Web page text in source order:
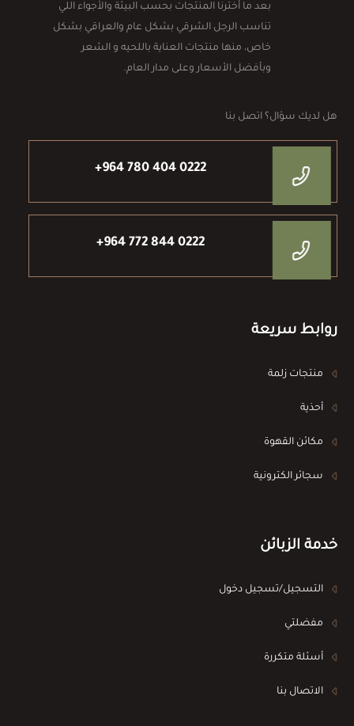
بعد ما أخترنا المنتجات بحسب البيئة والأجواء اللي
تناسب الرجل الشرقي بشكل عام والعراقي بشكل
خاص، منها منتجات العناية باللحيه و الشعر
وبأفضل الأسعار وعلى مدار العام.
هل لديك سؤال؟ اتصل بنا
+964 780 404 0222
+964 772 844 0222
روابط سريعة
منتجات زلمة
أحذية
مكائن القهوة
سجائر الكترونية
خدمة الزبائن
التسجيل/تسجيل دخول
مفضلتي
أسئلة متكررة
الاتصال بنا